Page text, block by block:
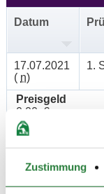
Zustimmung
Datum
17.07.2021
( n)
1.
Preisgeld
0,00 €
LKL/Art
0 WB
17.07.2021
(v)
2.